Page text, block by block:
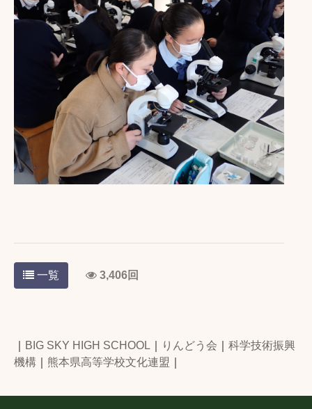
一覧 3,406回
BIG SKY HIGH SCHOOL りんどう会
科学技術振興
機構
熊本県高等学校文化連盟